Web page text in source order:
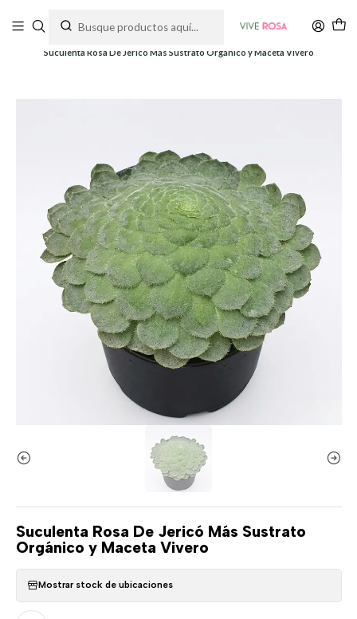
Suculenta Rosa De Jericó Más Sustrato Orgánico y Maceta Vivero
Suculenta Rosa De Jericó Más Sustrato
Orgánico y Maceta Vivero
Mostrar stock de ubicaciones